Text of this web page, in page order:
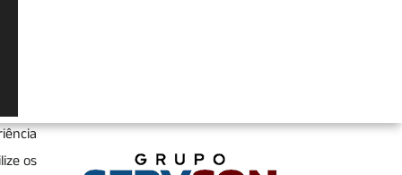
na
os